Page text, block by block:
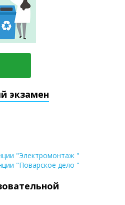
экзамен
"Электромонтаж "
"Поварское дело "